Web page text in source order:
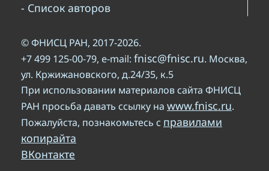
- Список авторов
© ФНИСЦ РАН, 2017-2026.
+7 499 125-00-79, e-mail: fnisc@fnisc.ru. Москва,
ул. Кржижановского, д.24/35, к.5
При использовании материалов сайта ФНИСЦ
РАН просьба давать ссылку на www.fnisc.ru.
Пожалуйста, познакомьтесь с правилами
копирайта
ВКонтакте